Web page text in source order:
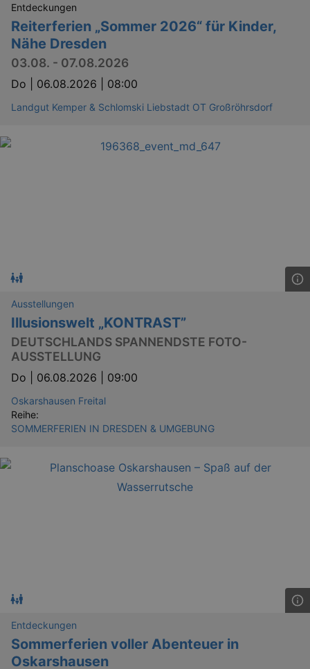
Entdeckungen
Reiterferien „Sommer 2026“ für Kinder,
Nähe Dresden
03.08. - 07.08.2026
Do | 06.08.2026 | 08:00
Landgut Kemper & Schlomski Liebstadt OT Großröhrsdorf
Ausstellungen
Illusionswelt „KONTRAST”
DEUTSCHLANDS SPANNENDSTE FOTO-
AUSSTELLUNG
Do | 06.08.2026 | 09:00
Oskarshausen Freital
Reihe:
SOMMERFERIEN IN DRESDEN & UMGEBUNG
Entdeckungen
Sommerferien voller Abenteuer in
Oskarshausen